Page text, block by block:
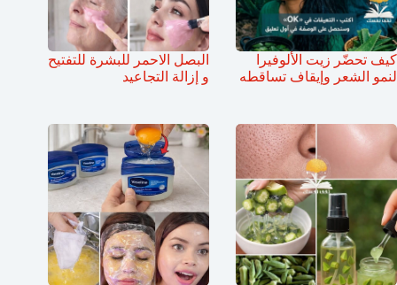
كيف تحضّر زيت الألوفيرا
لنمو الشعر وإيقاف تساقطه
البصل الاحمر للبشرة للتفتيح
و إزالة التجاعيد